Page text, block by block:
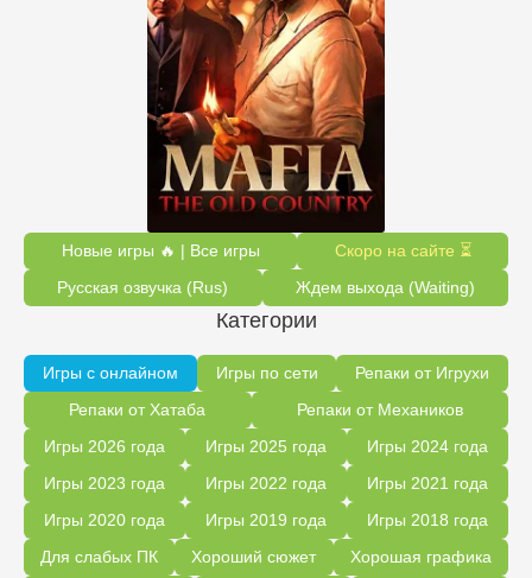
Новые игры 🔥 | Все игры
Скоро на сайте ⏳
Русская озвучка (Rus)
Ждем выхода (Waiting)
Категории
Игры с онлайном Игры по сети
Репаки от Игрухи
Репаки от Хатаба
Репаки от Механиков
Игры 2026 года
Игры 2025 года
Игры 2024 года
Игры 2023 года
Игры 2022 года
Игры 2021 года
Игры 2020 года
Игры 2019 года
Игры 2018 года
Для слабых ПК
Хороший сюжет
Хорошая графика